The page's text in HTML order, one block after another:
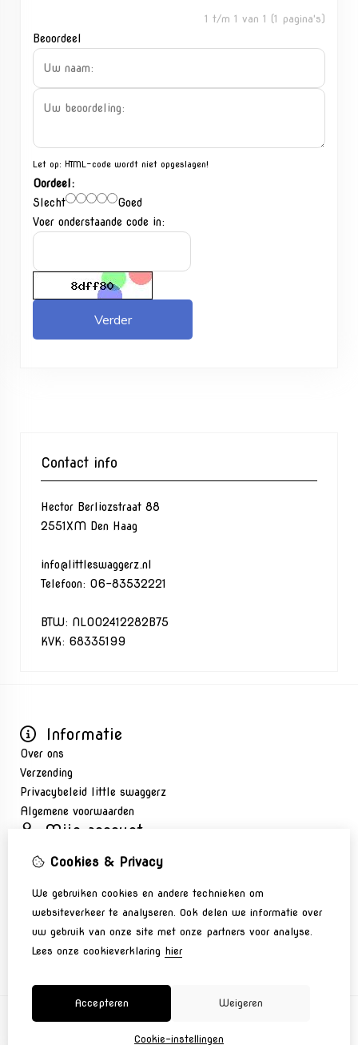
1 t/m 1 van 1 (1 pagina's)
Beoordeel
Let op: HTML-code wordt niet opgeslagen!
Oordeel:
Slecht
Goed
Voer onderstaande code in:
Verder
Contact info
Hector Berliozstraat 88
2551XM Den Haag
info@littleswaggerz.nl
Telefoon: 06-83532221
BTW: NL002412282B75
KVK: 68335199
Informatie
Over ons
Verzending
Privacybeleid little swaggerz
Algemene voorwaarden
Mijn account
Bestelhistorie
Nieuwsbrief
Klantenservice
Sitemap
Cookies & Privacy
We gebruiken cookies en andere technieken om
websiteverkeer te analyseren. Ook delen we informatie over
uw gebruik van onze site met onze partners voor analyse.
Lees onze cookieverklaring hier
Accepteren Weigeren
Cookie-instellingen